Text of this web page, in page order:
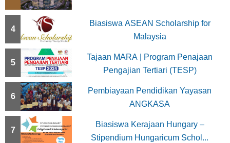
4
Biasiswa ASEAN Scholarship for
Malaysia
5
Tajaan MARA | Program Penajaan
Pengajian Tertiari (TESP)
6
Pembiayaan Pendidikan Yayasan
ANGKASA
7
Biasiswa Kerajaan Hungary –
Stipendium Hungaricum Schol...